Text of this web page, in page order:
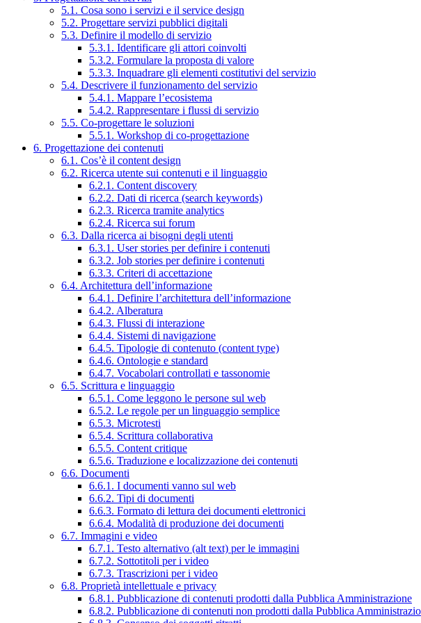
5.1. Cosa sono i servizi e il service design
5.2. Progettare servizi pubblici digitali
5.3. Definire il modello di servizio
5.3.1. Identificare gli attori coinvolti
5.3.2. Formulare la proposta di valore
5.3.3. Inquadrare gli elementi costitutivi del servizio
5.4. Descrivere il funzionamento del servizio
5.4.1. Mappare l’ecosistema
5.4.2. Rappresentare i flussi di servizio
5.5. Co-progettare le soluzioni
5.5.1. Workshop di co-progettazione
6. Progettazione dei contenuti
6.1. Cos’è il content design
6.2. Ricerca utente sui contenuti e il linguaggio
6.2.1. Content discovery
6.2.2. Dati di ricerca (search keywords)
6.2.3. Ricerca tramite analytics
6.2.4. Ricerca sui forum
6.3. Dalla ricerca ai bisogni degli utenti
6.3.1. User stories per definire i contenuti
6.3.2. Job stories per definire i contenuti
6.3.3. Criteri di accettazione
6.4. Architettura dell’informazione
6.4.1. Definire l’architettura dell’informazione
6.4.2. Alberatura
6.4.3. Flussi di interazione
6.4.4. Sistemi di navigazione
6.4.5. Tipologie di contenuto (content type)
6.4.6. Ontologie e standard
6.4.7. Vocabolari controllati e tassonomie
6.5. Scrittura e linguaggio
6.5.1. Come leggono le persone sul web
6.5.2. Le regole per un linguaggio semplice
6.5.3. Microtesti
6.5.4. Scrittura collaborativa
6.5.5. Content critique
6.5.6. Traduzione e localizzazione dei contenuti
6.6. Documenti
6.6.1. I documenti vanno sul web
6.6.2. Tipi di documenti
6.6.3. Formato di lettura dei documenti elettronici
6.6.4. Modalità di produzione dei documenti
6.7. Immagini e video
6.7.1. Testo alternativo (alt text) per le immagini
6.7.2. Sottotitoli per i video
6.7.3. Trascrizioni per i video
6.8. Proprietà intellettuale e privacy
6.8.1. Pubblicazione di contenuti prodotti dalla Pubblica Amministrazione
6.8.2. Pubblicazione di contenuti non prodotti dalla Pubblica